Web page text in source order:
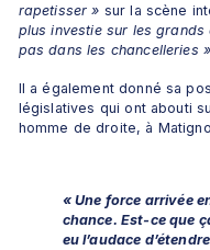
rapetisser » sur la scène
plus investie sur les grands
pas dans les chancelleries
Il a également donné sa
législatives qui ont abouti
homme de droite, à
« Une force arrivée
chance. Est-ce que
eu l’audace